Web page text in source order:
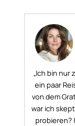
„Ich bin nur
ein paar
von dem
war ich
probieren?